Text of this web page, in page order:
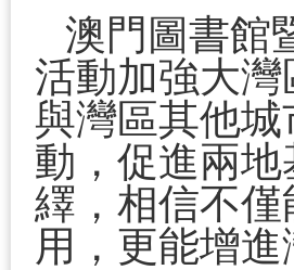
澳門圖書館
活動加強大
與灣區其他
動，促進兩
繹，相信不
用，更能增